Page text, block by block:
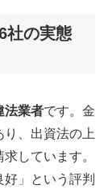
社の実態
法業者です。金
、出資法の上
しています。
」という評判